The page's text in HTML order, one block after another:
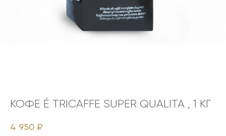
КОФЕ É TRICAFFE SUPER QUALITA , 1 КГ
4 950 ₽